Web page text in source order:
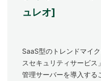
ュレオ]
SaaS型のトレンドマイ
スセキュリティサービス
管理サーバーを導入する